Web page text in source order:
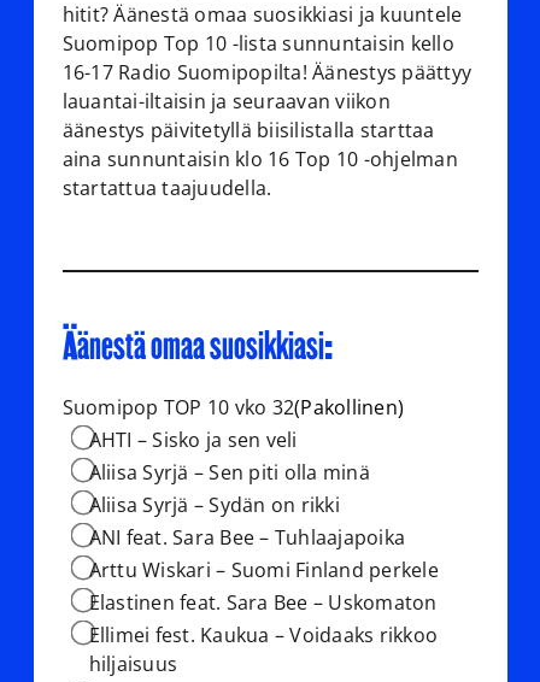
hitit? Äänestä omaa suosikkiasi ja kuuntele
Suomipop Top 10 -lista sunnuntaisin kello
16-17 Radio Suomipopilta! Äänestys päättyy
lauantai-iltaisin ja seuraavan viikon
äänestys päivitetyllä biisilistalla starttaa
aina sunnuntaisin klo 16 Top 10 -ohjelman
startattua taajuudella.
Äänestä omaa suosikkiasi:
Suomipop TOP 10 vko 32(Pakollinen)
AHTI – Sisko ja sen veli
Aliisa Syrjä – Sen piti olla minä
Aliisa Syrjä – Sydän on rikki
ANI feat. Sara Bee – Tuhlaajapoika
Arttu Wiskari – Suomi Finland perkele
Elastinen feat. Sara Bee – Uskomaton
Ellimei fest. Kaukua – Voidaaks rikkoo
hiljaisuus